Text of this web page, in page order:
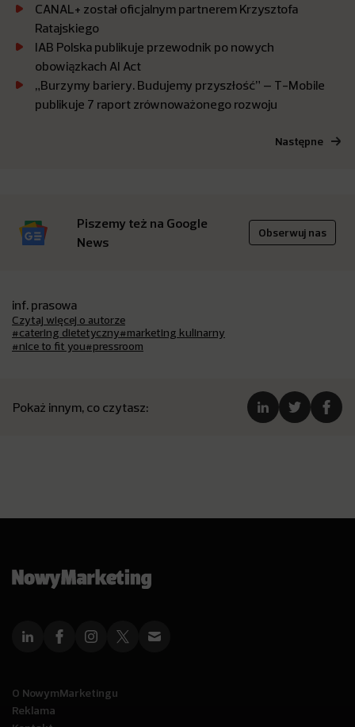
CANAL+ został oficjalnym partnerem Krzysztofa
Ratajskiego
IAB Polska publikuje przewodnik po nowych
obowiązkach AI Act
„Burzymy bariery. Budujemy przyszłość” – T-Mobile
publikuje 7 raport zrównoważonego rozwoju
Następne
Piszemy też na Google
News
Obserwuj nas
inf. prasowa
Czytaj więcej o autorze
#catering dietetyczny#marketing kulinarny
#nice to fit you#pressroom
Pokaż innym, co czytasz:
O NowymMarketingu
Reklama